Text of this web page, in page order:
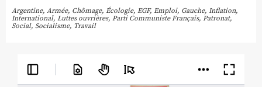
Argentine, Armée, Chômage, Écologie, EGF, Emploi, Gauche, Inflation,
International, Luttes ouvrières, Parti Communiste Français, Patronat,
Social, Socialisme, Travail